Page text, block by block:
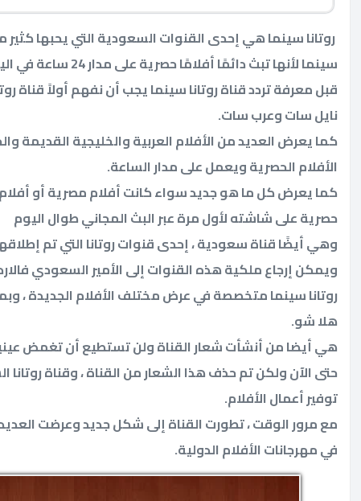
روتانا سينما هي إحدى القنوات السعودية التي يحبها كثير
سينما لأنها تبث دائمًا أفلامًا حصرية على مدار 24 ساعة في اليوم.
قبل معرفة تردد قناة روتانا سينما يجب أن نفهم أولاً قناة
نايل سات وعرب سات.
كما يعرض العديد من الأفلام العربية والخليجية القديمة
الأفلام الحصرية ويعمل على مدار الساعة.
كما يعرض كل ما هو جديد سواء كانت أفلام مصرية أو
حصرية على شاشته لأول مرة عبر البث المجاني طوال اليوم
ويمكن إرجاع ملكية هذه القنوات إلى الأمير السعودي
روتانا سينما متخصصة في عرض مختلف الأفلام الجديدة ،
هلا شو.
هي أيضا من أنشأت شعار القناة ولن تستطيع أن تغمض
حتى الآن ولكن تم حذف هذا الشعار من القناة ، وقناة روتانا
توفير أعمال الأفلام.
مع مرور الوقت ، تطورت القناة إلى شكل جديد وعرضت العديد
في مهرجانات الأفلام الدولية.